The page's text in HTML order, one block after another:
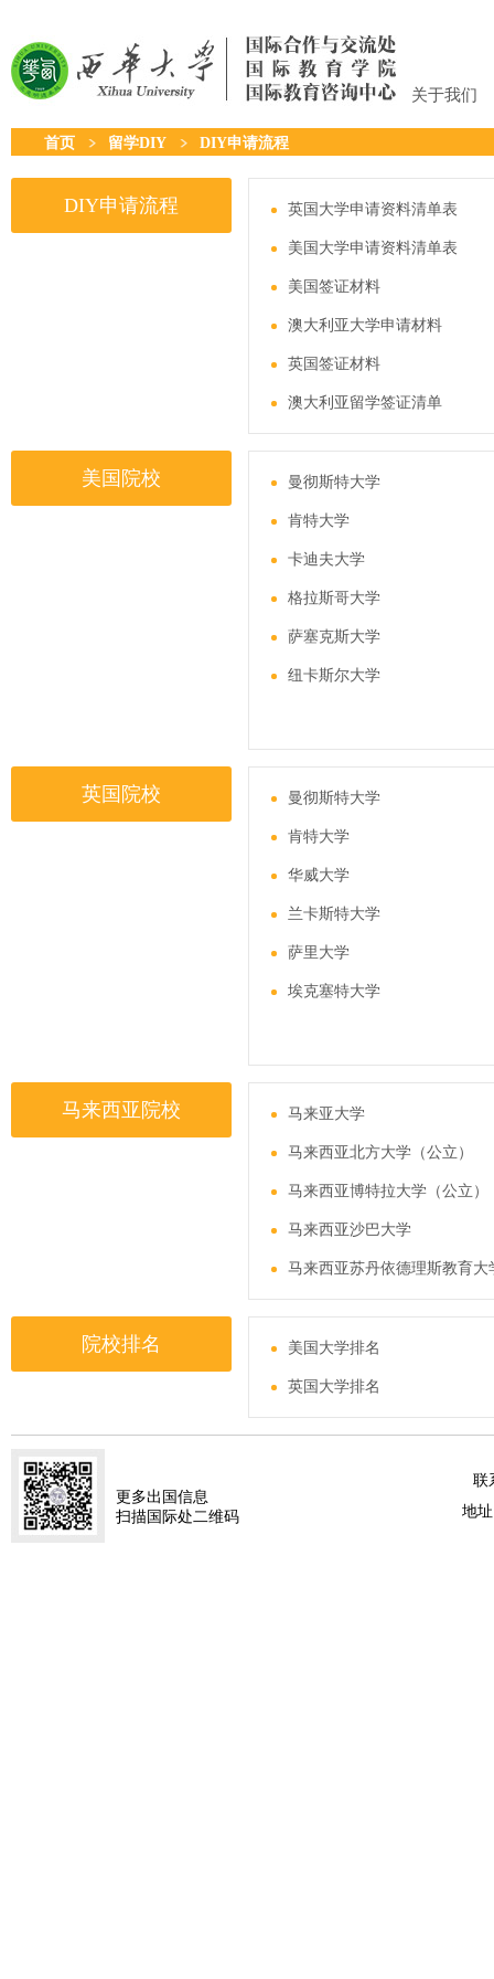
关于我们
首页 留学DIY DIY申请流程
DIY申请流程 英国大学申请资料清单表
美国大学申请资料清单表
美国签证材料
澳大利亚大学申请材料
英国签证材料
澳大利亚留学签证清单
美国院校 曼彻斯特大学
肯特大学
卡迪夫大学
格拉斯哥大学
萨塞克斯大学
纽卡斯尔大学
英国院校 曼彻斯特大学
肯特大学
华威大学
兰卡斯特大学
萨里大学
埃克塞特大学
马来西亚院校 马来亚大学
马来西亚北方大学（公立）
马来西亚博特拉大学（公立）
马来西亚沙巴大学
马来西亚苏丹依德理斯教育大
院校排名 美国大学排名
英国大学排名
更多出国信息
扫描国际处二维码
联
地